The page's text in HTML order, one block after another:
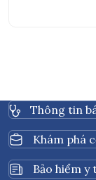
Thông tin
Khám phá
Bảo hiểm y